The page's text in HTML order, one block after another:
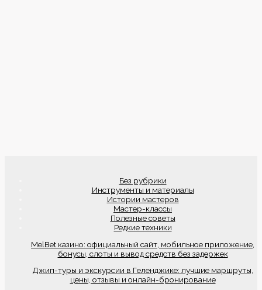
Без рубрики
Инструменты и материалы
Истории мастеров
Мастер-классы
Полезные советы
Редкие техники
MelBet казино: официальный сайт, мобильное приложение,
бонусы, слоты и вывод средств без задержек
Джип-туры и экскурсии в Геленджике: лучшие маршруты,
цены, отзывы и онлайн-бронирование